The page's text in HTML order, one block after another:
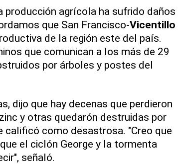
producción agrícola ha sufrido daños
que San Francisco-Vicentillo
de la región este del país.
que comunican a los más de 29
por árboles y postes del
dijo que hay decenas que perdieron
y otras quedarón destruidas por
calificó como desastrosa. "Creo que
el ciclón George y la tormenta
señaló.